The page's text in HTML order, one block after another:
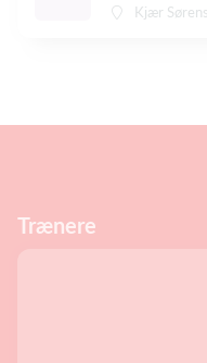
Kjær
Trænere